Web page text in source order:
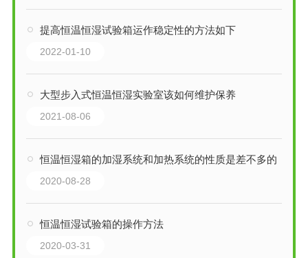
提高恒温恒湿试验箱运作稳定性的方法如下
2022-01-10
大型步入式恒温恒湿实验室该如何维护保养
2021-08-06
恒温恒湿箱的加湿系统和加热系统的性质是差不多的
2020-08-28
恒温恒湿试验箱的操作方法
2020-03-31